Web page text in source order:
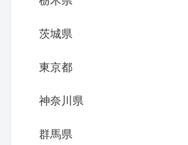
茨城県
東京都
神奈川県
群馬県